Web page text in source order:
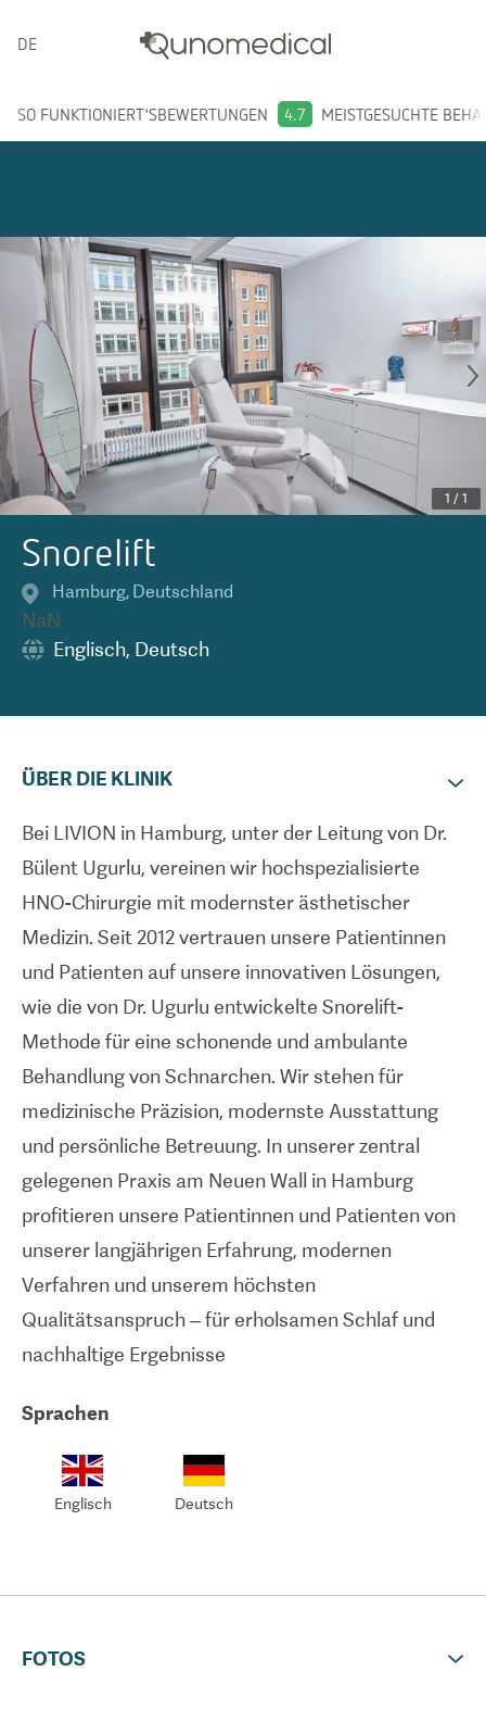
DEUTSCH
SO FUNKTIONIERT'SBEWERTUNGEN 4.7 MEISTGESUCHTE
1 / 1
Snorelift
Hamburg, Deutschland
NaN
Englisch, Deutsch
ÜBER DIE KLINIK
Bei LIVION in Hamburg, unter der Leitung von Dr.
Bülent Ugurlu, vereinen wir hochspezialisierte
HNO-Chirurgie mit modernster ästhetischer
Medizin. Seit 2012 vertrauen unsere Patientinnen
und Patienten auf unsere innovativen Lösungen,
wie die von Dr. Ugurlu entwickelte Snorelift-
Methode für eine schonende und ambulante
Behandlung von Schnarchen. Wir stehen für
medizinische Präzision, modernste Ausstattung
und persönliche Betreuung. In unserer zentral
gelegenen Praxis am Neuen Wall in Hamburg
profitieren unsere Patientinnen und Patienten von
unserer langjährigen Erfahrung, modernen
Verfahren und unserem höchsten
Qualitätsanspruch – für erholsamen Schlaf und
nachhaltige Ergebnisse
Sprachen
Englisch Deutsch
FOTOS